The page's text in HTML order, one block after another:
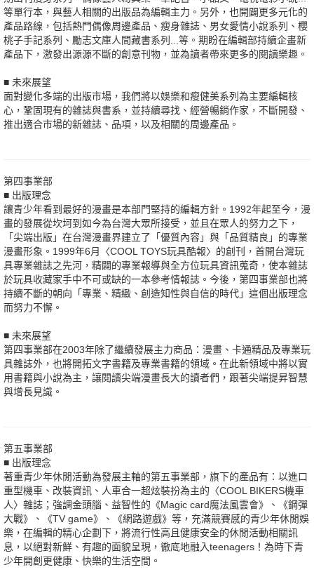
等單行本，與藝人相關的出版品為編輯主力。另外，也開闢更多元化的
產品路線，包括熱門偶像周邊產品、瘦身雜誌、男女愛情小說系列、櫻
桃子手記系列、勵志文庫人間藏書系列...等。期盼在編輯部持續企畫新
產品下，激發出源源不斷的創意刊物，並為讀者帶來更多的閱讀樂趣。
■ 未來展望
面對變化多端的出版市場，我們將以娛樂和瘦健美系列為主要編輯核
心，鞏固現有的雜誌與書系，並持續尋找、經營暢銷作家，不斷開發、
推出適合市場的新雜誌、品項，以及相關的周邊產品。
第四事業部
■ 出版理念
讓青少年看到最好的漫畫是本部門堅持的編輯方針。1992年起至今，漫
畫的發展從坎坷到如今為台灣大眾所接受，並且在眾人的努力之下，
「尖端出版」在台灣漫畫界建立了「優質內容」與「品質精良」的專業
漫畫形象。1999年6月〈COOL TOYS玩具酷報〉的創刊，首開台灣玩
具專業雜誌之先河，精闢的專業報導與全方位玩具資訊蒐奇，使本雜誌
於玩具收藏家手中不可或缺的一本參考情報誌。今後，第四事業部也將
持續不斷的朝向「專業、精緻、創造知性與自信的時代」這個出版理念
而努力不懈。
■ 未來展望
第四事業部在2003年除了繼續發展主力商品：漫畫、卡通精品及專業玩
具雜誌外，也將開拓文字書籍及專業書籍的領域。在此新領域中將以實
用書籍與小說為主，讓閱讀尖端漫畫長大的讀者們，跟著尖端提昇智慧
與增長見識。
第五事業部
■ 出版理念
著重青少年休閒活動為發展主軸的第五事業部，旗下的產品有：以進口
重型機車、改裝資訊、人車合一超炫裝扮為主的〈COOL BIKERS機車
人〉雜誌；強調金頭腦、益智性的《Magic card魔法風雲會》、《鋼彈
大戰》、《TV game》、《網路遊戲》等，充滿競賽感的青少年休閒娛
樂，在編輯的精心企劃下，將流行性高且健康安全的休閒活動相關訊
息，以絕對新鮮、有趣的面貌呈現，徹底地融入teenagers！為時下青
少年開創更健康、快樂的生活空間。